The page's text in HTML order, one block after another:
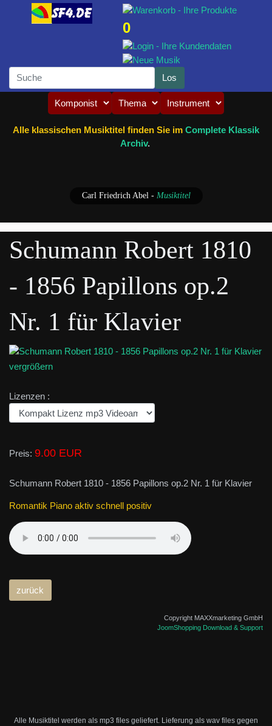
0
Alle klassischen Musiktitel finden Sie im Complete Klassik
Archiv.
Carl Friedrich Abel- Musiktitel
Schumann Robert 1810
- 1856 Papillons op.2
Nr. 1 für Klavier
vergrößern
Lizenzen :
Preis: 9.00 EUR
Schumann Robert 1810 - 1856 Papillons op.2 Nr. 1 für Klavier
Romantik Piano aktiv schnell positiv
Copyright MAXXmarketing GmbH
JoomShopping Download & Support
Alle Musiktitel werden als mp3 files geliefert. Lieferung als wav files gegen